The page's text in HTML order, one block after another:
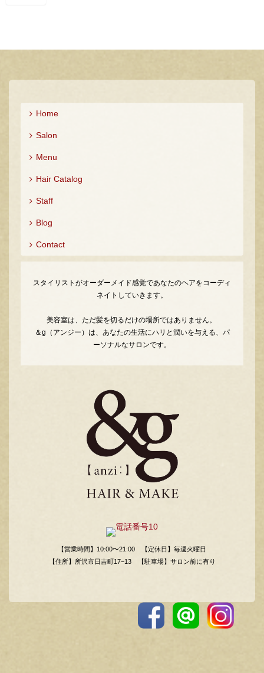
Home
Salon
Menu
Hair Catalog
Staff
Blog
Contact
スタイリストがオーダーメイド感覚であなたのヘアをコーディ
ネイトしていきます。
美容室は、ただ髪を切るだけの場所ではありません。
＆g（アンジー）は、あなたの生活にハリと潤いを与える、パ
ーソナルなサロンです。
【営業時間】10:00〜21:00
【定休日】毎週火曜日
【住所】所沢市日吉町17−13
【駐車場】サロン前に有り